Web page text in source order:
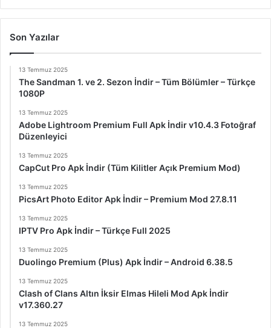
Son Yazılar
13 Temmuz 2025
The Sandman 1. ve 2. Sezon İndir – Tüm Bölümler – Türkçe
1080P
13 Temmuz 2025
Adobe Lightroom Premium Full Apk İndir v10.4.3 Fotoğraf
Düzenleyici
13 Temmuz 2025
CapCut Pro Apk İndir (Tüm Kilitler Açık Premium Mod)
13 Temmuz 2025
PicsArt Photo Editor Apk İndir – Premium Mod 27.8.11
13 Temmuz 2025
IPTV Pro Apk İndir – Türkçe Full 2025
13 Temmuz 2025
Duolingo Premium (Plus) Apk İndir – Android 6.38.5
13 Temmuz 2025
Clash of Clans Altın İksir Elmas Hileli Mod Apk İndir
v17.360.27
13 Temmuz 2025